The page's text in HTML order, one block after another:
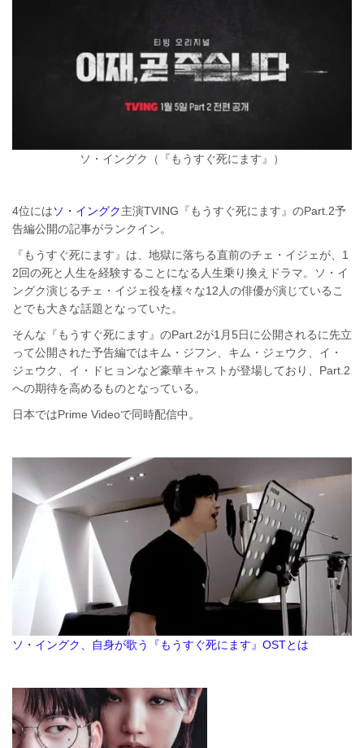
ソ・イングク（『もうすぐ死にます』）
4位にはソ・イングク主演TVING『もうすぐ死にます』のPart.2予
告編公開の記事がランクイン。
『もうすぐ死にます』は、地獄に落ちる直前のチェ・イジェが、1
2回の死と人生を経験することになる人生乗り換えドラマ。ソ・イ
ングク演じるチェ・イジェ役を様々な12人の俳優が演じているこ
とでも大きな話題となっていた。
そんな『もうすぐ死にます』のPart.2が1月5日に公開されるに先立
って公開された予告編ではキム・ジフン、キム・ジェウク、イ・
ジェウク、イ・ドヒョンなど豪華キャストが登場しており、Part.2
への期待を高めるものとなっている。
日本ではPrime Videoで同時配信中。
ソ・イングク、自身が歌う『もうすぐ死にます』OSTとは